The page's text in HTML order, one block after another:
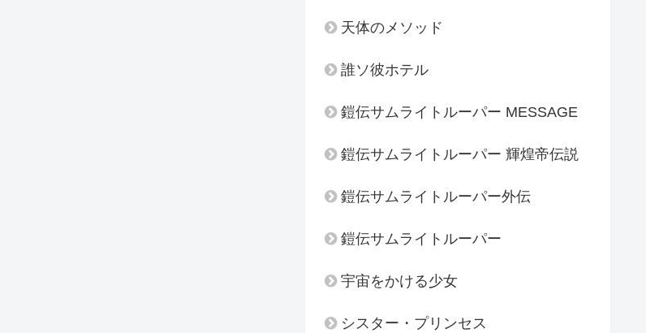
天体のメソッド
誰ソ彼ホテル
鎧伝サムライトルーパー MESSAGE
鎧伝サムライトルーパー 輝煌帝伝説
鎧伝サムライトルーパー外伝
鎧伝サムライトルーパー
宇宙をかける少女
シスター・プリンセス